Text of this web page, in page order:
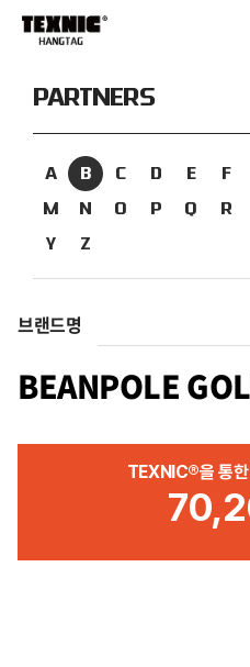
PARTNERS
A B C D E F
M
N O P Q R
Y
Z
브랜드명
BEANPOLE
TEXNIC®을 통한